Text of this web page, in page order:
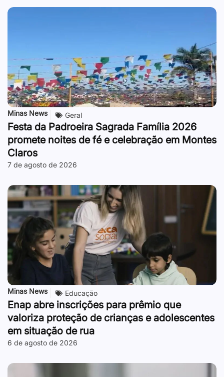
Minas News Geral
Festa da Padroeira Sagrada Família 2026
promete noites de fé e celebração em Montes
Claros
7 de agosto de 2026
Minas News Educação
Enap abre inscrições para prêmio que
valoriza proteção de crianças e adolescentes
em situação de rua
6 de agosto de 2026